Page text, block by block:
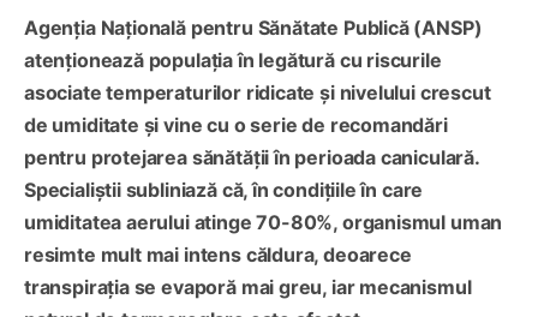
Agenția Națională pentru Sănătate Publică (ANSP)
atenționează populația în legătură cu riscurile
asociate temperaturilor ridicate și nivelului crescut
de umiditate și vine cu o serie de recomandări
pentru protejarea sănătății în perioada caniculară.
Specialiștii subliniază că, în condițiile în care
umiditatea aerului atinge 70-80%, organismul uman
resimte mult mai intens căldura, deoarece
transpirația se evaporă mai greu, iar mecanismul